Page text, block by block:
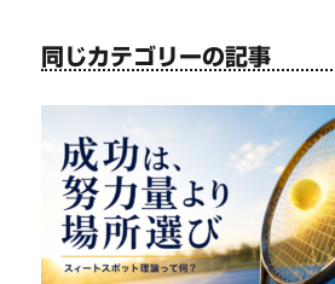
同じカテゴリーの記事